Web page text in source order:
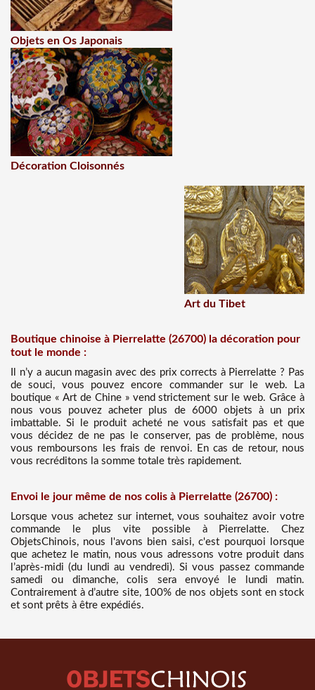
Objets en Os Japonais
Décoration Cloisonnés
Art du Tibet
Boutique chinoise à Pierrelatte (26700) la décoration pour
tout le monde :
Il n’y a aucun magasin avec des prix corrects à Pierrelatte ? Pas
de souci, vous pouvez encore commander sur le web. La
boutique « Art de Chine » vend strictement sur le web. Grâce à
nous vous pouvez acheter plus de 6000 objets à un prix
imbattable. Si le produit acheté ne vous satisfait pas et que
vous décidez de ne pas le conserver, pas de problème, nous
vous remboursons les frais de renvoi. En cas de retour, nous
vous recréditons la somme totale très rapidement.
Envoi le jour même de nos colis à Pierrelatte (26700) :
Lorsque vous achetez sur internet, vous souhaitez avoir votre
commande le plus vite possible à Pierrelatte. Chez
ObjetsChinois, nous l'avons bien saisi, c'est pourquoi lorsque
que achetez le matin, nous vous adressons votre produit dans
l’après-midi (du lundi au vendredi). Si vous passez commande
samedi ou dimanche, colis sera envoyé le lundi matin.
Contrairement à d’autre site, 100% de nos objets sont en stock
et sont prêts à être expédiés.